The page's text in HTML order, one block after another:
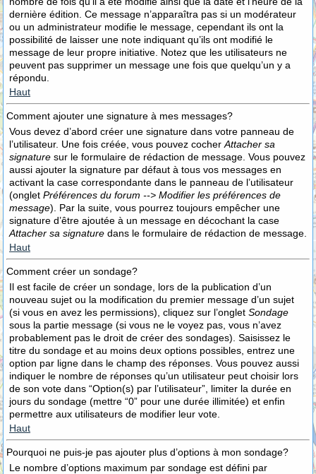
dernière édition. Ce message n’apparaîtra pas si un modérateur
ou un administrateur modifie le message, cependant ils ont la
possibilité de laisser une note indiquant qu’ils ont modifié le
message de leur propre initiative. Notez que les utilisateurs ne
peuvent pas supprimer un message une fois que quelqu’un y a
répondu.
Haut
Comment ajouter une signature à mes messages?
Vous devez d’abord créer une signature dans votre panneau de
l’utilisateur. Une fois créée, vous pouvez cocher Attacher sa
signature sur le formulaire de rédaction de message. Vous pouvez
aussi ajouter la signature par défaut à tous vos messages en
activant la case correspondante dans le panneau de l’utilisateur
(onglet Préférences du forum --> Modifier les préférences de
message). Par la suite, vous pourrez toujours empêcher une
signature d’être ajoutée à un message en décochant la case
Attacher sa signature dans le formulaire de rédaction de message.
Haut
Comment créer un sondage?
Il est facile de créer un sondage, lors de la publication d’un
nouveau sujet ou la modification du premier message d’un sujet
(si vous en avez les permissions), cliquez sur l’onglet Sondage
sous la partie message (si vous ne le voyez pas, vous n’avez
probablement pas le droit de créer des sondages). Saisissez le
titre du sondage et au moins deux options possibles, entrez une
option par ligne dans le champ des réponses. Vous pouvez aussi
indiquer le nombre de réponses qu’un utilisateur peut choisir lors
de son vote dans “Option(s) par l’utilisateur”, limiter la durée en
jours du sondage (mettre “0” pour une durée illimitée) et enfin
permettre aux utilisateurs de modifier leur vote.
Haut
Pourquoi ne puis-je pas ajouter plus d’options à mon sondage?
Le nombre d’options maximum par sondage est défini par